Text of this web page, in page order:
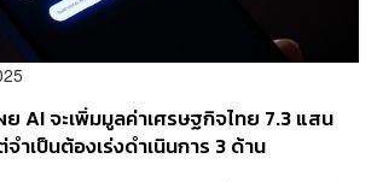
AI จะเพิ่มมูลค่าเศรษฐกิจไทย 7.3 แสน
ำเป็นต้องเร่งดำเนินการ 3 ด้าน